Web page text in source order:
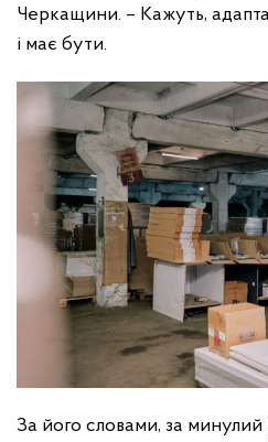
Черкащини. – Кажуть,
і має бути.
За його словами, за минулий